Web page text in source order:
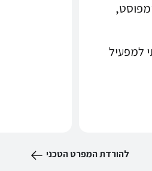
למפעיל
להורדת המפרט הטכני